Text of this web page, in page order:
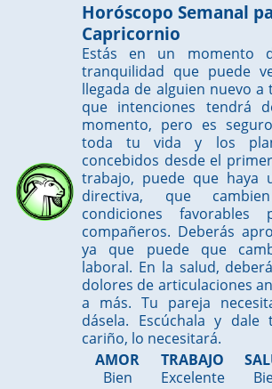
Horóscopo Semanal
Capricornio
Estás en un momento
tranquilidad que puede
llegada de alguien nuevo a
que intenciones tendrá
momento, pero es
toda tu vida y los
concebidos desde el
trabajo, puede que haya
directiva, que
condiciones
compañeros. Deberás
ya que puede que
laboral. En la salud,
dolores de articulaciones
a más. Tu pareja
dásela. Escúchala y
cariño, lo necesitará.
AMOR
Bien
TRABAJO
Excelente